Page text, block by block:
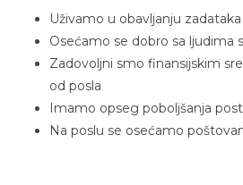
Uživamo u obavljanju
Osećamo se dobro sa ljudima
Zadovoljni smo finansijskim
od posla
Imamo opseg poboljšanja
Na poslu se osećamo